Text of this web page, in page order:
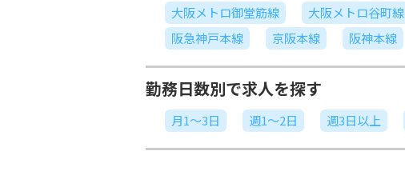
大阪メトロ御堂筋線 大阪メトロ谷町線
阪急神戸本線
京阪本線 阪神本線
勤務日数別で求人を探す
月1～3日 週1～2日 週3日以上